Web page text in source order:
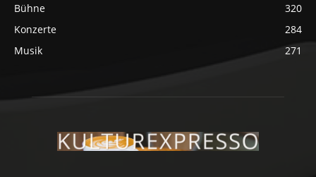
Bühne
320
Konzerte
284
Musik
271